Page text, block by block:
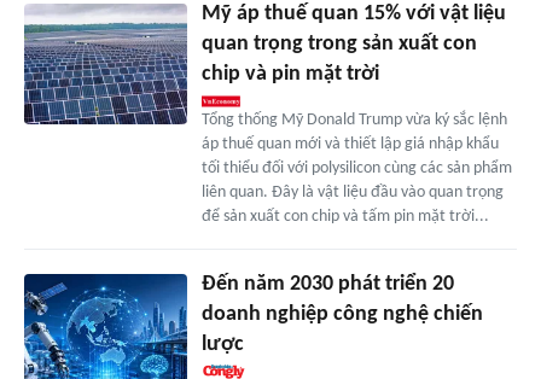
Mỹ áp thuế quan 15% với vật liệu
quan trọng trong sản xuất con
chip và pin mặt trời
Tổng thống Mỹ Donald Trump vừa ký sắc lệnh
áp thuế quan mới và thiết lập giá nhập khẩu
tối thiểu đối với polysilicon cùng các sản phẩm
liên quan. Đây là vật liệu đầu vào quan trọng
để sản xuất con chip và tấm pin mặt trời...
Đến năm 2030 phát triển 20
doanh nghiệp công nghệ chiến
lược